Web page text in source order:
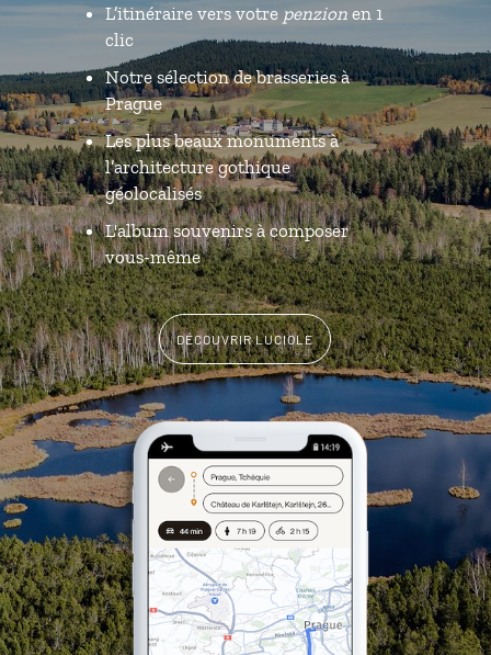
L’itinéraire vers votre penzion en 1
clic
Notre sélection de brasseries à
Prague
Les plus beaux monuments à
l’architecture gothique
géolocalisés
L'album souvenirs à composer
vous-même
DÉCOUVRIR LUCIOLE